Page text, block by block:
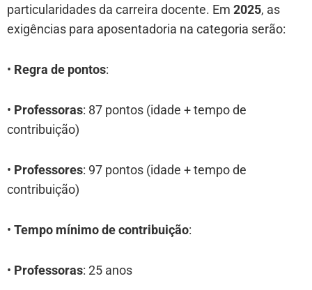
particularidades da carreira docente. Em 2025, as
exigências para aposentadoria na categoria serão:
• Regra de pontos:
• Professoras: 87 pontos (idade + tempo de
contribuição)
• Professores: 97 pontos (idade + tempo de
contribuição)
• Tempo mínimo de contribuição:
• Professoras: 25 anos